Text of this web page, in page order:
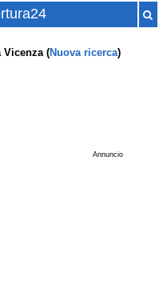
Vicenza (Nuova ricerca)
Annuncio